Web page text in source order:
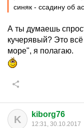
синяк - ссадину об
А ты думаешь
кучерявый? Это
море", я полагаю.
K kiborg76
12:31, 30.10.2017